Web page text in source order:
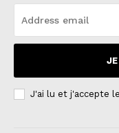
JE
J'ai lu et j'accepte le